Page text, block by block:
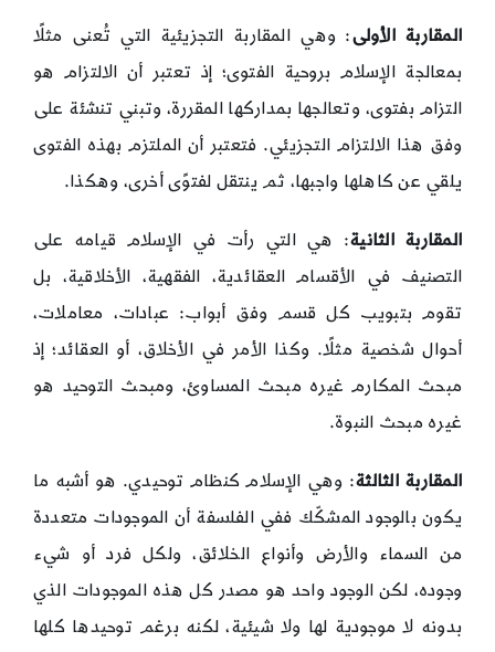
المقاربة الأولى: وهي المقاربة التجزيئية التي تُعنى مثلًا
بمعالجة الإسلام بروحية الفتوى؛ إذ تعتبر أن الالتزام هو
التزام بفتوى، وتعالجها بمداركها المقررة، وتبني تنشئة على
وفق هذا الالتزام التجزيئي. فتعتبر أن الملتزم بهذه الفتوى
يلقي عن كاهلها واجبها، ثم ينتقل لفتوًى أخرى، وهكذا.
المقاربة الثانية: هي التي رأت في الإسلام قيامه على
التصنيف في الأقسام العقائدية، الفقهية، الأخلاقية، بل
تقوم بتبويب كل قسم وفق أبواب: عبادات، معاملات،
أحوال شخصية مثلًا. وكذا الأمر في الأخلاق، أو العقائد؛ إذ
مبحث المكارم غيره مبحث المساوئ، ومبحث التوحيد هو
غيره مبحث النبوة.
المقاربة الثالثة: وهي الإسلام كنظام توحيدي. هو أشبه ما
يكون بالوجود المشكّك ففي الفلسفة أن الموجودات متعددة
من السماء والأرض وأنواع الخلائق، ولكل فرد أو شيء
وجوده، لكن الوجود واحد هو مصدر كل هذه الموجودات الذي
بدونه لا موجودية لها ولا شيئية، لكنه برغم توحيدها كلها